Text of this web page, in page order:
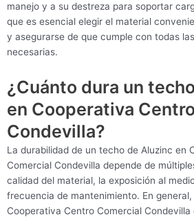
manejo y a su destreza para soportar
que es esencial elegir el material
y asegurarse de que cumple con todas
necesarias.
¿Cuánto dura un
en Cooperativa
Condevilla?
La durabilidad de un techo de Aluzinc en
Comercial Condevilla depende de
calidad del material, la exposición al
frecuencia de mantenimiento. En general,
Cooperativa Centro Comercial